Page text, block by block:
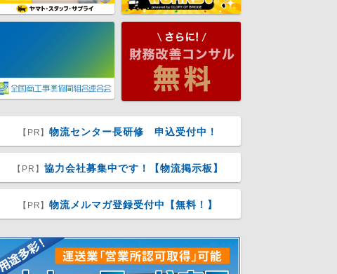
【PR】物流センター長研修 申込受付中！
【PR】 協力会社募集中です！【物流掲示板】
【PR】物流メルマガ登録受付中【無料！】